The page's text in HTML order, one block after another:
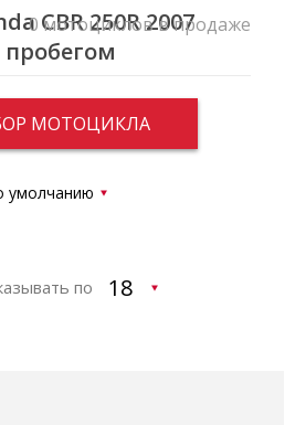
CBR 250R 2007
МОТОЦИКЛА
0 мотоциклов в продаже
по